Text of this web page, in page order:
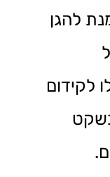
להגן
לקידום